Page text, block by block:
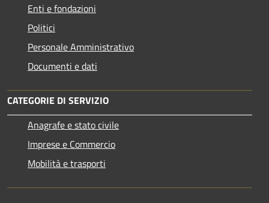
Enti e fondazioni
Politici
Personale Amministrativo
Documenti e dati
CATEGORIE DI SERVIZIO
Anagrafe e stato civile
Imprese e Commercio
Mobilità e trasporti